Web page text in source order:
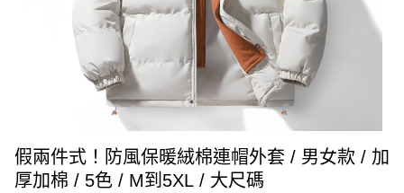
假兩件式！防風保暖絨棉連帽外套 / 男女款 / 加
厚加棉 / 5色 / M到5XL / 大尺碼